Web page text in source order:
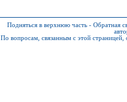
Подняться в верхнюю часть - Обратная
По вопросам, связанным с этой страницей,